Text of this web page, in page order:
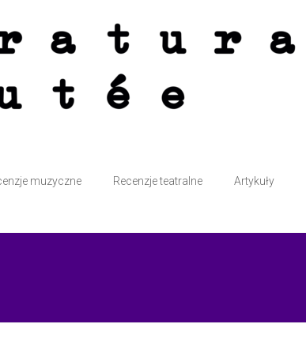
muzyczne Recenzje teatralne Artykuły